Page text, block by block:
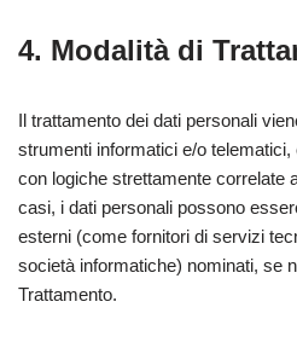
4. Modalità di
Il trattamento dei dati personali
strumenti informatici e/o
con logiche strettamente correlate
casi, i dati personali possono
esterni (come fornitori di servizi
società informatiche) nominati, se
Trattamento.